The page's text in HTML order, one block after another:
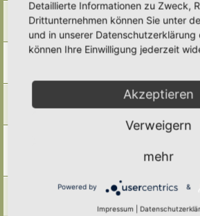
Viva Wasser! Jeder Tropfen zählt...
Letzter Beitrag vonPoco Loco «Mo 2. Mär
Antworten:83
Was mache ich nur im... FEBRUAR
Kräuterrasen herstellen/pflegen
Umrandungen, Einfassungen,
Sa 14. Feb 2026,
Neues Brettspiel "Treepoly"
Poco Loco
Detaillierte Informationen zu Zweck,
Drittunternehmen können Sie unter
und in unserer Datenschutzerklärung
können Ihre Einwilligung jederzeit
Akzeptieren
Verweigern
mehr
Powered by &
Impressum